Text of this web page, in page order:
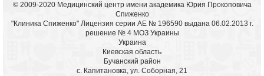
© 2009-2020 Медицинский центр имени академика Юрия Прокоповича
Спиженко
"Клиника Спиженко" Лицензия серии АЕ № 196590 выдана 06.02.2013 г.
решение № 4 МОЗ Украины
Украина
Киевская область
Бучанский район
с. Капитановка, ул. Соборная, 21